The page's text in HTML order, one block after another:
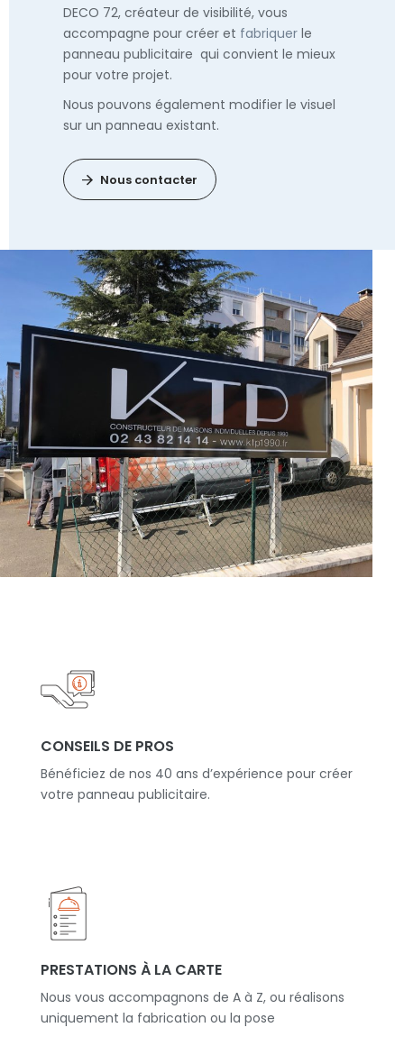
DECO 72, créateur de visibilité, vous
accompagne pour créer et fabriquer le
panneau publicitaire qui convient le mieux
pour votre projet.
Nous pouvons également modifier le visuel
sur un panneau existant.
Nous contacter
CONSEILS DE PROS
Bénéficiez de nos 40 ans d’expérience pour créer
votre panneau publicitaire.
PRESTATIONS À LA CARTE
Nous vous accompagnons de A à Z, ou réalisons
uniquement la fabrication ou la pose